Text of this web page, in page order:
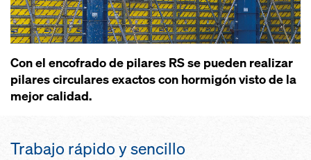
Con el encofrado de pilares RS se pueden realizar
pilares circulares exactos con hormigón visto de la
mejor calidad.
Trabajo rápido y sencillo